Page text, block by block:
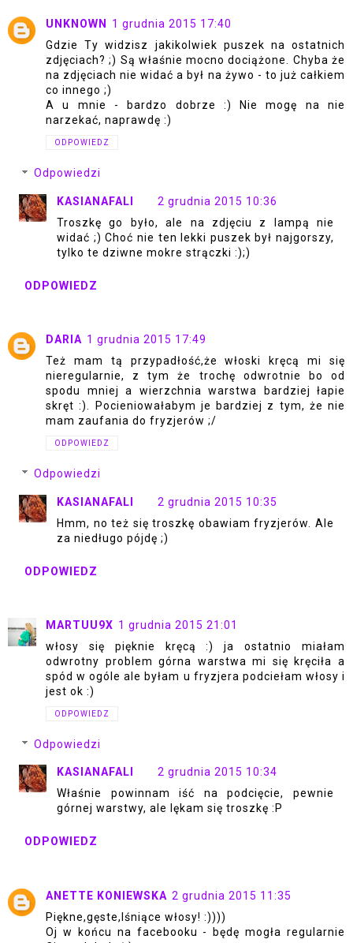
UNKNOWN
1 grudnia 2015 17:40
Gdzie Ty widzisz jakikolwiek puszek na ostatnich
zdjęciach? ;) Są właśnie mocno dociążone. Chyba że
na zdjęciach nie widać a był na żywo - to już całkiem
co innego ;)
A u mnie - bardzo dobrze :) Nie mogę na nie
narzekać, naprawdę :)
ODPOWIEDZ
Odpowiedzi
KASIANAFALI
2 grudnia 2015 10:36
Troszkę go było, ale na zdjęciu z lampą nie
widać ;) Choć nie ten lekki puszek był najgorszy,
tylko te dziwne mokre strączki :);)
ODPOWIEDZ
DARIA 1 grudnia 2015 17:49
Też mam tą przypadłość,że włoski kręcą mi się
nieregularnie, z tym że trochę odwrotnie bo od
spodu mniej a wierzchnia warstwa bardziej łapie
skręt :). Pocieniowałabym je bardziej z tym, że nie
mam zaufania do fryzjerów ;/
ODPOWIEDZ
Odpowiedzi
KASIANAFALI
2 grudnia 2015 10:35
Hmm, no też się troszkę obawiam fryzjerów. Ale
za niedługo pójdę ;)
ODPOWIEDZ
MARTUU9X 1 grudnia 2015 21:01
włosy się pięknie kręcą :) ja ostatnio miałam
odwrotny problem górna warstwa mi się kręciła a
spód w ogóle ale byłam u fryzjera podciełam włosy i
jest ok :)
ODPOWIEDZ
Odpowiedzi
KASIANAFALI
2 grudnia 2015 10:34
Właśnie powinnam iść na podcięcie, pewnie
górnej warstwy, ale lękam się troszkę :P
ODPOWIEDZ
ANETTE KONIEWSKA 2 grudnia 2015 11:35
Piękne,gęste,lśniące włosy! :))))
Oj w końcu na facebooku - będę mogła regularnie